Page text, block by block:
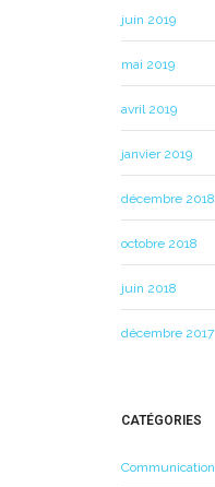
juin 2019
mai 2019
avril 2019
janvier 2019
décembre 2018
octobre 2018
juin 2018
décembre 2017
CATÉGORIES
Communication